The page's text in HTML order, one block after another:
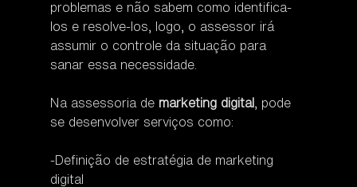
problemas e não sabem como identifica-
los e resolve-los, logo, o assessor irá
assumir o controle da situação para
sanar essa necessidade.
Na assessoria de marketing digital, pode
se desenvolver serviços como:
-Definição de estratégia de marketing
digital